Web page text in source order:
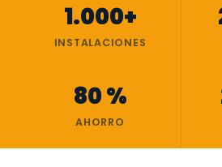
1.000+
INSTALACIONES
80 %
AHORRO